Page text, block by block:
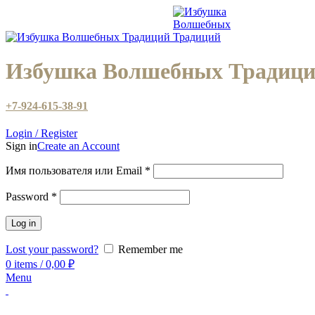
Избушка Волшебных
+7-924-615-38-91
Login / Register
Sign inCreate an Account
Имя пользователя или Email *
Password *
Log in
Lost your password?
Remember me
0 items / 0,00 ₽
Menu